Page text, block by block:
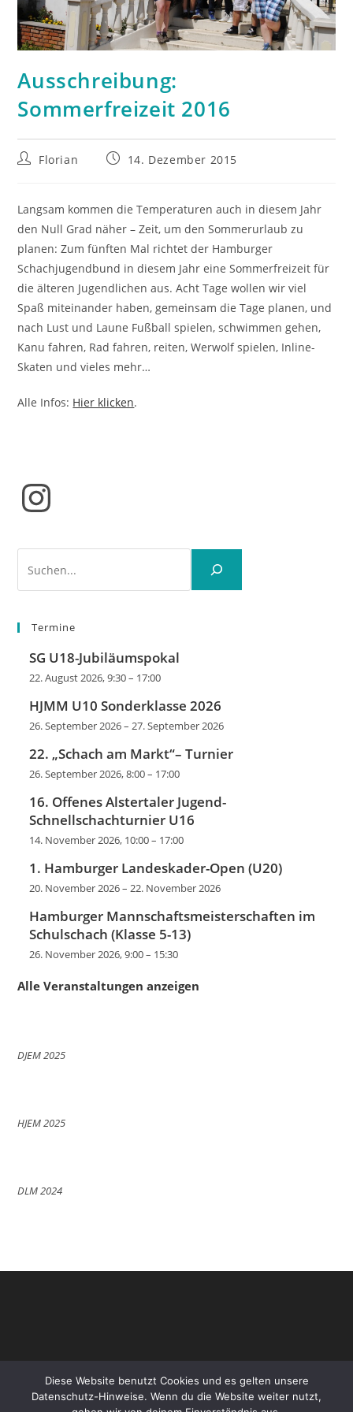
Ausschreibung:
Sommerfreizeit 2016
Beitrags-
Florian
Beitrag14. Dezember 2015
Langsam kommen die Temperaturen auch in diesem Jahr
den Null Grad näher – Zeit, um den Sommerurlaub zu
planen: Zum fünften Mal richtet der Hamburger
Schachjugendbund in diesem Jahr eine Sommerfreizeit für
die älteren Jugendlichen aus. Acht Tage wollen wir viel
Spaß miteinander haben, gemeinsam die Tage planen, und
nach Lust und Laune Fußball spielen, schwimmen gehen,
Kanu fahren, Rad fahren, reiten, Werwolf spielen, Inline-
Skaten und vieles mehr…
Alle Infos: Hier klicken.
Instagram
Termine
SG U18-Jubiläumspokal
22. August 2026, 9:30– 17:00
HJMM U10 Sonderklasse 2026
26. September 2026–27. September 2026
22. „Schach am Markt“– Turnier
26. September 2026, 8:00– 17:00
16. Offenes Alstertaler Jugend-
Schnellschachturnier U16
14. November 2026, 10:00– 17:00
1. Hamburger Landeskader-Open (U20)
20. November 2026–22. November 2026
Hamburger Mannschaftsmeisterschaften im
Schulschach (Klasse 5-13)
26. November 2026, 9:00– 15:30
Alle Veranstaltungen anzeigen
DJEM 2025
HJEM 2025
DLM 2024
Diese Website benutzt Cookies und es gelten unsere
Datenschutz-Hinweise. Wenn du die Website weiter nutzt,